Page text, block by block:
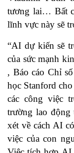
tương lai… Bất
lĩnh vực này sẽ
“AI dự kiến sẽ
của sức mạnh
, Báo cáo Chỉ
học Stanford
các công việc
trường lao động
xét về cách AI
việc của con